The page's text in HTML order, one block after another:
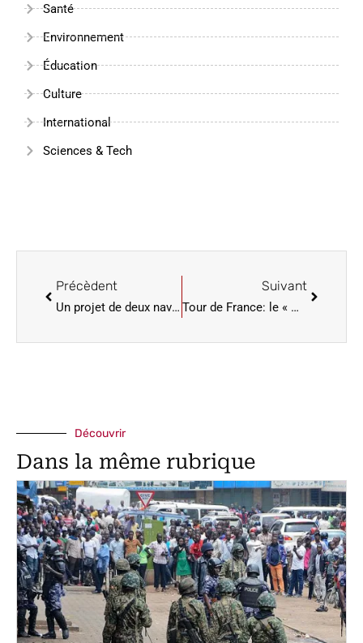
Santé
Environnement
Éducation
Culture
International
Sciences & Tech
Précèdent
Un projet de deux navires hybrides et d’un nouveau quai pour renforcer la liaison Dakar–Gorée
Suivant
Tour de France: le « miracle » Abrahamsen et la grande frayeur de Pogacar
Découvrir
Dans la même rubrique